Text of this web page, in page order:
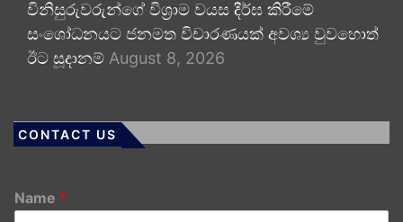
විනිසුරුවරුන්ගේ විශ්‍රාම වයස දීර්ඝ කිරීමේ
සංශෝධනයට ජනමත විචාරණයක් අවශ්‍ය වුවහොත්
ඊට සූදානම් August 8, 2026
CONTACT US
Name *